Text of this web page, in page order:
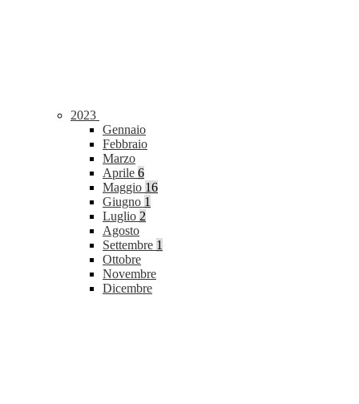
2023
Gennaio
Febbraio
Marzo
Aprile 6
Maggio 16
Giugno 1
Luglio 2
Agosto
Settembre 1
Ottobre
Novembre
Dicembre